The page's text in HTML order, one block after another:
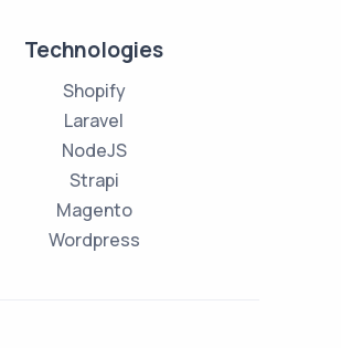
Technologies
Shopify
Laravel
NodeJS
Strapi
Magento
Wordpress